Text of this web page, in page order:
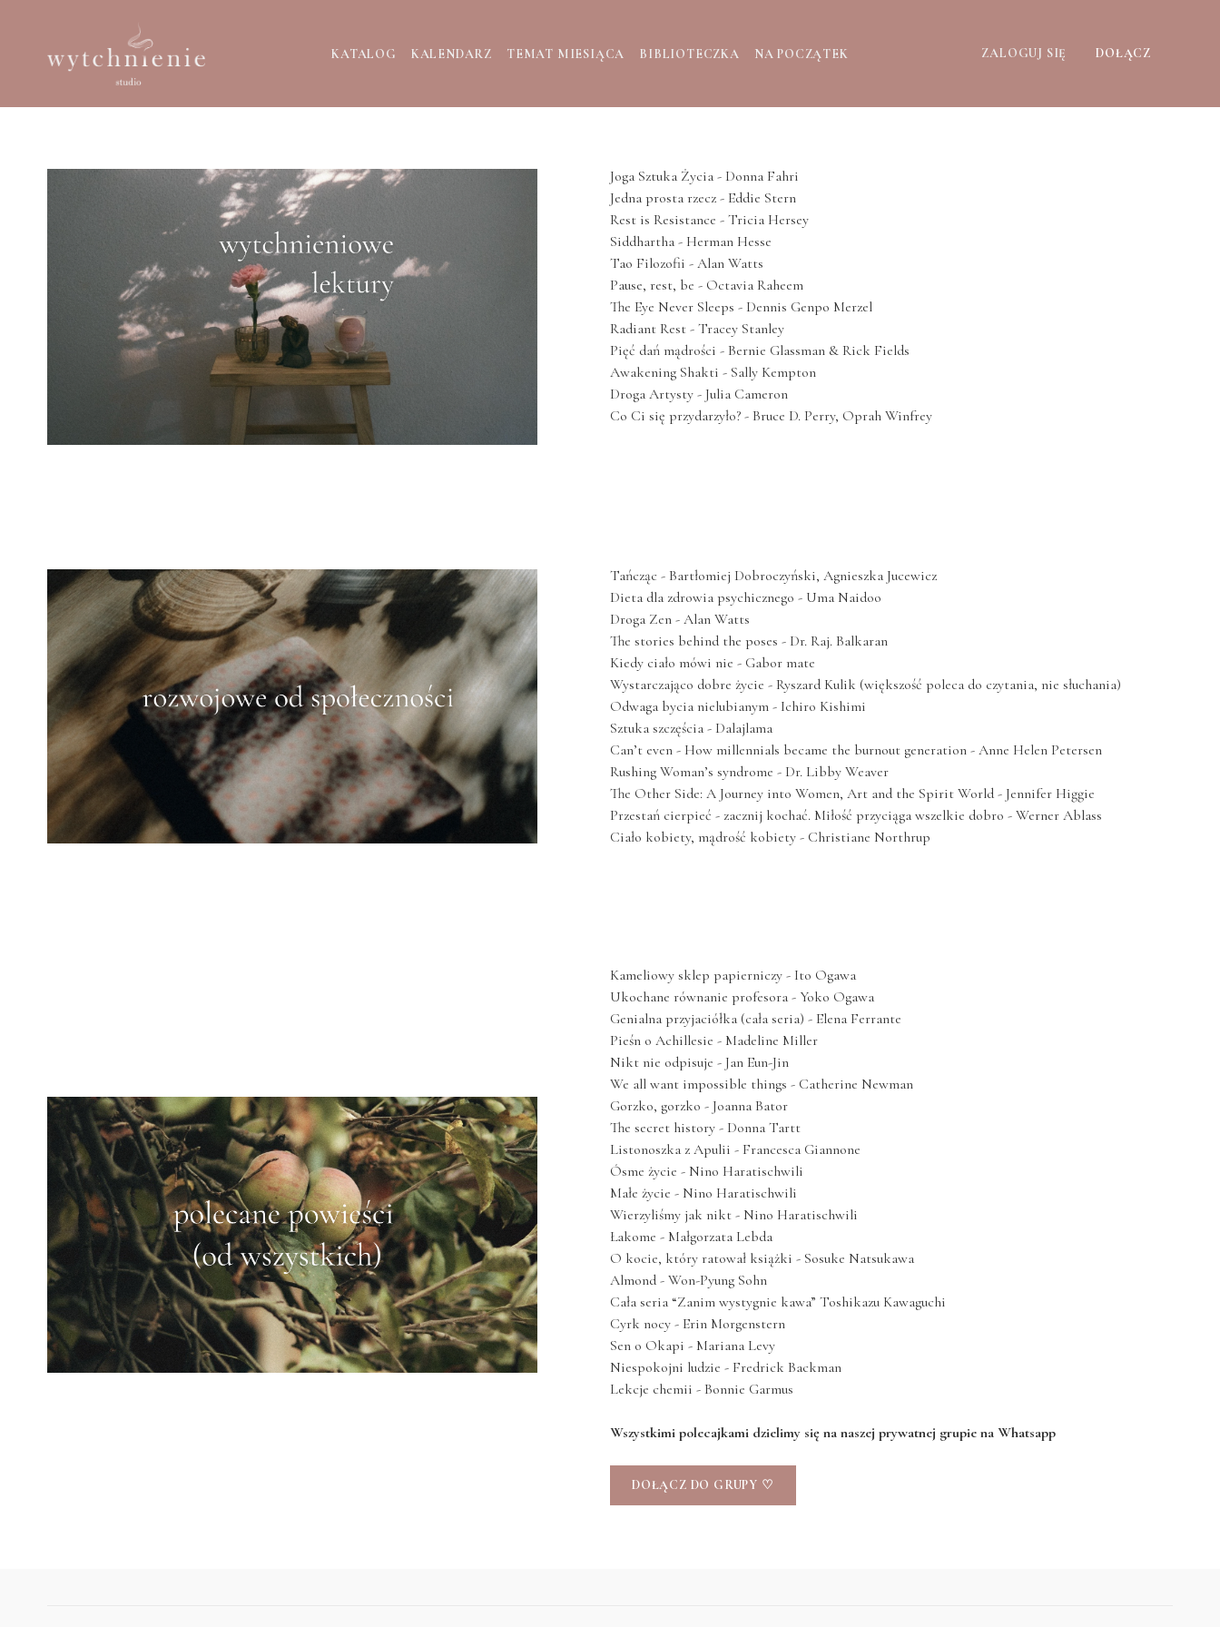
KATALOG KALENDARZ TEMAT MIESIĄCA BIBLIOTECZKA NA POCZĄTEK ZALOGUJ SIĘ DOŁĄCZ
Joga Sztuka Życia - Donna Fahri
Jedna prosta rzecz - Eddie Stern
Rest is Resistance - Tricia Hersey
Siddhartha - Herman Hesse
Tao Filozofii - Alan Watts
Pause, rest, be - Octavia Raheem
The Eye Never Sleeps - Dennis Genpo Merzel
Radiant Rest - Tracey Stanley
Pięć dań mądrości - Bernie Glassman & Rick Fields
Awakening Shakti - Sally Kempton
Droga Artysty - Julia Cameron
Co Ci się przydarzyło? - Bruce D. Perry, Oprah Winfrey
Tańcząc - Bartłomiej Dobroczyński, Agnieszka Jucewicz
Dieta dla zdrowia psychicznego - Uma Naidoo
Droga Zen - Alan Watts
The stories behind the poses - Dr. Raj. Balkaran
Kiedy ciało mówi nie - Gabor mate
Wystarczająco dobre życie - Ryszard Kulik (większość poleca do czytania, nie słuchania)
Odwaga bycia nielubianym - Ichiro Kishimi
Sztuka szczęścia - Dalajlama
Can’t even - How millennials became the burnout generation - Anne Helen Petersen
Rushing Woman’s syndrome - Dr. Libby Weaver
The Other Side: A Journey into Women, Art and the Spirit World - Jennifer Higgie
Przestań cierpieć - zacznij kochać. Miłość przyciąga wszelkie dobro - Werner Ablass
Ciało kobiety, mądrość kobiety - Christiane Northrup
Kameliowy sklep papierniczy - Ito Ogawa
Ukochane równanie profesora - Yoko Ogawa
Genialna przyjaciółka (cała seria) - Elena Ferrante
Pieśn o Achillesie - Madeline Miller
Nikt nie odpisuje - Jan Eun-Jin
We all want impossible things - Catherine Newman
Gorzko, gorzko - Joanna Bator
The secret history - Donna Tartt
Listonoszka z Apulii - Francesca Giannone
Ósme życie - Nino Haratischwili
Małe życie - Nino Haratischwili
Wierzyliśmy jak nikt - Nino Haratischwili
Łakome - Małgorzata Lebda
O kocie, który ratował książki - Sosuke Natsukawa
Almond - Won-Pyung Sohn
Cała seria “Zanim wystygnie kawa” Toshikazu Kawaguchi
Cyrk nocy - Erin Morgenstern
Sen o Okapi - Mariana Levy
Niespokojni ludzie - Fredrick Backman
Lekcje chemii - Bonnie Garmus
Wszystkimi polecajkami dzielimy się na naszej prywatnej grupie na Whatsapp
DOŁĄCZ DO GRUPY ♡